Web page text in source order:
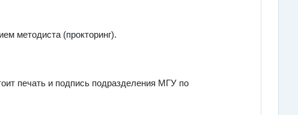
методиста (прокторинг).
печать и подпись подразделения МГУ по